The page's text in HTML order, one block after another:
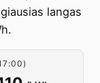
langas